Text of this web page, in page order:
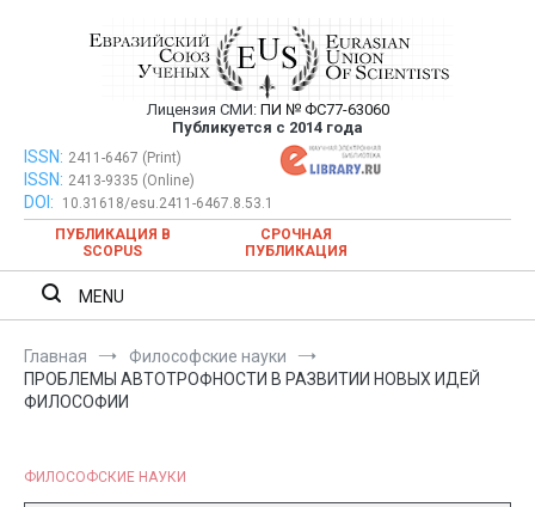
Евразийский Союз Ученых —
публикация научных статей в
ежемесячном научном журнале
Лицензия СМИ: ПИ № ФС77-63060
Публикуется с 2014 года
Евразийский Союз Ученых — публикация научных статей в
ежемесячном научном журнале
ISSN: 2411-6467 (Print)
ISSN: 2413-9335 (Online)
DOI:
10.31618/esu.2411-6467.8.53.1
ПУБЛИКАЦИЯ В
SCOPUS
СРОЧНАЯ
ПУБЛИКАЦИЯ
MENU
Главная
Философские науки
ПРОБЛЕМЫ АВТОТРОФНОСТИ В РАЗВИТИИ НОВЫХ ИДЕЙ
ФИЛОСОФИИ
ФИЛОСОФСКИЕ НАУКИ